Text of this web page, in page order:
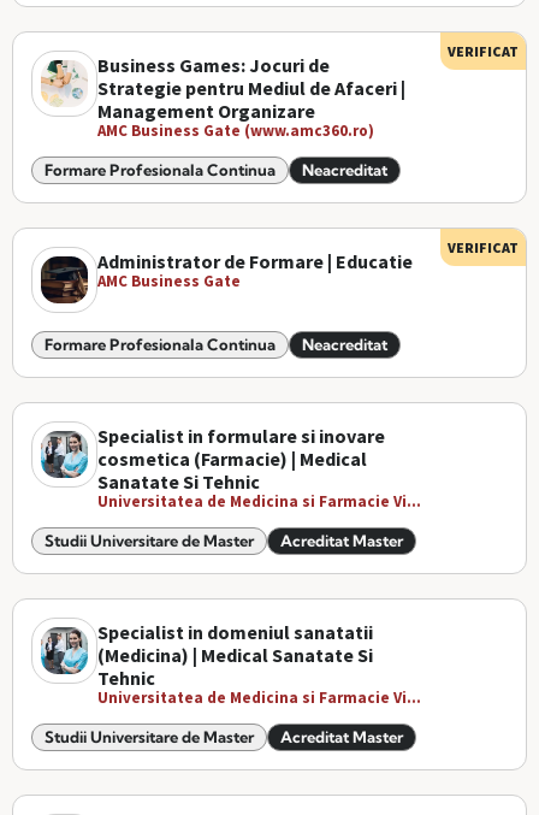
Business Games: Jocuri de
Strategie pentru Mediul de Afaceri |
Management Organizare
AMC Business Gate (www.amc360.ro)
Formare Profesionala Continua Neacreditat
VERIFICAT
Administrator de Formare | Educatie
AMC Business Gate
Formare Profesionala Continua Neacreditat
VERIFICAT
Specialist in formulare si inovare
cosmetica (Farmacie) | Medical
Sanatate Si Tehnic
Universitatea de Medicina si Farmacie Vi...
Studii Universitare de Master Acreditat Master
Specialist in domeniul sanatatii
(Medicina) | Medical Sanatate Si
Tehnic
Universitatea de Medicina si Farmacie Vi...
Studii Universitare de Master Acreditat Master